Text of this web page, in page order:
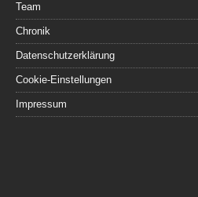
Team
Chronik
Datenschutzerklärung
Cookie-Einstellungen
Impressum